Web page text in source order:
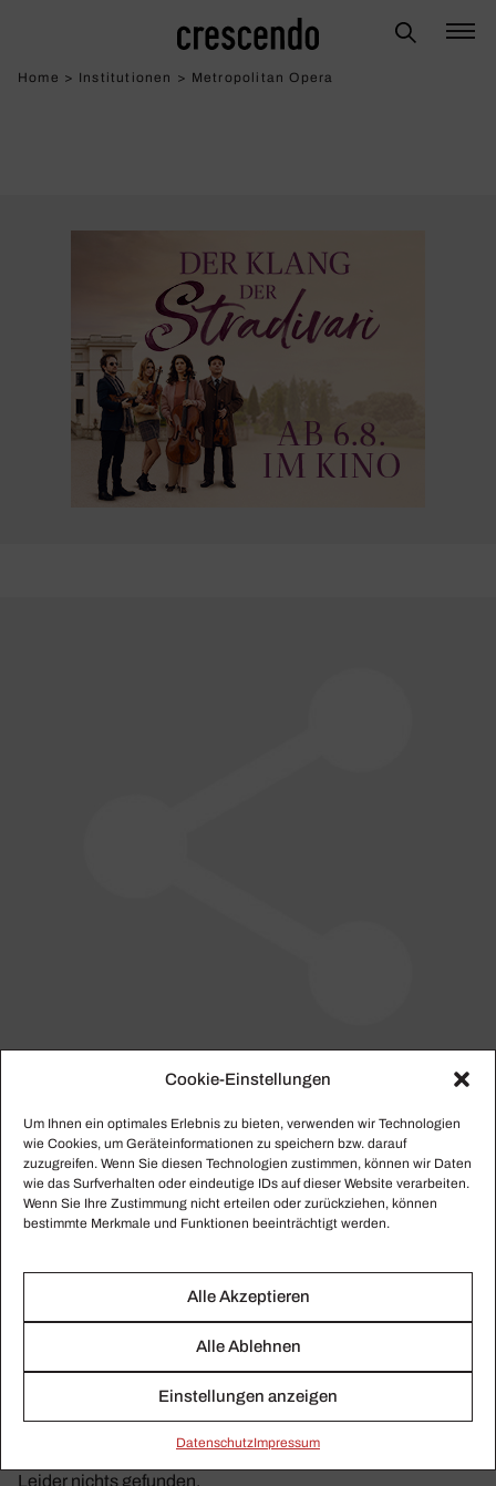
Cookie-Einstellungen
Um Ihnen ein optimales Erlebnis zu bieten, verwenden wir Technologien
wie Cookies, um Geräteinformationen zu speichern bzw. darauf
zuzugreifen. Wenn Sie diesen Technologien zustimmen, können wir Daten
wie das Surfverhalten oder eindeutige IDs auf dieser Website verarbeiten.
Wenn Sie Ihre Zustimmung nicht erteilen oder zurückziehen, können
bestimmte Merkmale und Funktionen beeinträchtigt werden.
Alle Akzeptieren
Alle Ablehnen
Einstellungen anzeigen
Daten­schutzImpressum
Home > Institutionen > Metropolitan Opera
Metropolitan Opera
Hier finden Sie alle gesammelten Beiträge zu
Metropolitan Opera.
Leider nichts gefunden.